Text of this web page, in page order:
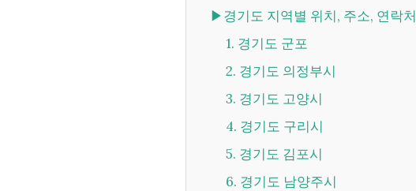
▶경기도 지역별 위치, 주소, 연락처
1. 경기도 군포
2. 경기도 의정부시
3. 경기도 고양시
4. 경기도 구리시
5. 경기도 김포시
6. 경기도 남양주시